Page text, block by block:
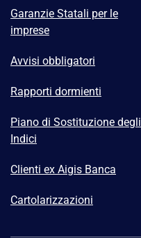
Garanzie Statali per le
imprese
Avvisi obbligatori
Rapporti dormienti
Piano di Sostituzione degli
Indici
Clienti ex Aigis Banca
Cartolarizzazioni